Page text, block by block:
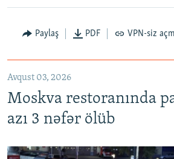
Paylaş PDF VPN-siz
Avqust 03, 2026
Moskva restoranında
azı 3 nəfər ölüb